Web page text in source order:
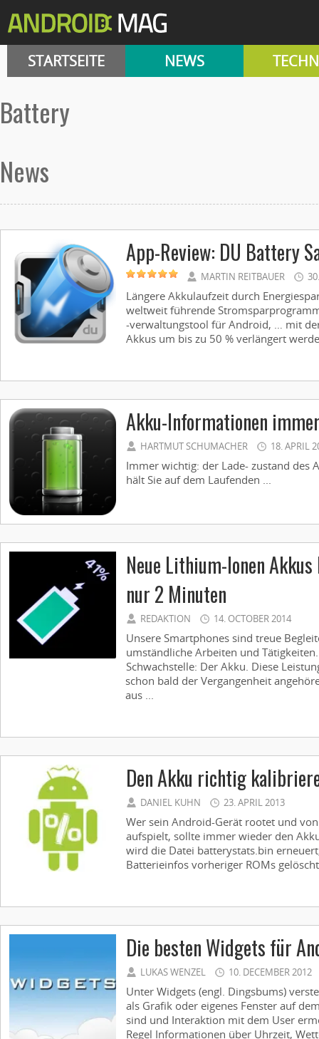
STARTSEITE NEWS
battery
News
App-Review: DU Battery
MARTIN REITBAUER
Längere Akkulaufzeit durch
weltweit führende
-verwaltungstool für Android, … mit
Akkus um bis zu 50 % verlängert
Akku-Informationen
HARTMUT SCHUMACHER 18. APRIL
Immer wichtig: der Lade- zustand des
hält Sie auf dem Laufenden ...
Neue Lithium-Ionen
nur 2 Minuten
REDAKTION 14. OCTOBER 2014
Unsere Smartphones sind treue
umständliche Arbeiten und
Schwachstelle: Der Akku. Diese
schon bald der Vergangenheit
aus ...
Den Akku richtig
DANIEL KUHN 23. APRIL 2013
Wer sein Android-Gerät rootet und
aufspielt, sollte immer wieder den
wird die Datei batterystats.bin
Batterieinfos vorheriger ROMs
Die besten Widgets für
LUKAS WENZEL 10. DECEMBER 2012
Unter Widgets (engl. Dingsbums)
als Grafik oder eigenes Fenster auf
sind und Interaktion mit dem User
Regel Informationen über Uhrzeit,